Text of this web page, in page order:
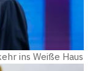
ins Weiße Haus